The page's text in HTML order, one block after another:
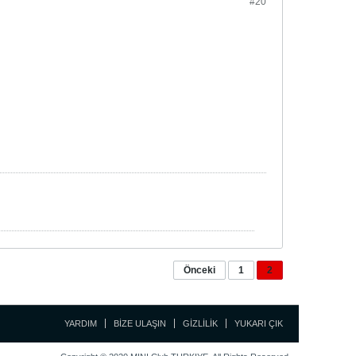
Önceki 1 2
YARDIM BIZE ULAŞIN GIZLILIK YUKARI ÇIK